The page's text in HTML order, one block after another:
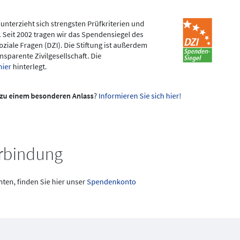
sich strengsten Prüfkriterien und
2002 tragen wir das Spendensiegel des
Fragen (DZI). Die Stiftung ist außerdem
Zivilgesellschaft. Die
hinterlegt.
einem besonderen Anlass? Informieren Sie sich hier!
finden Sie hier unserSpendenkonto